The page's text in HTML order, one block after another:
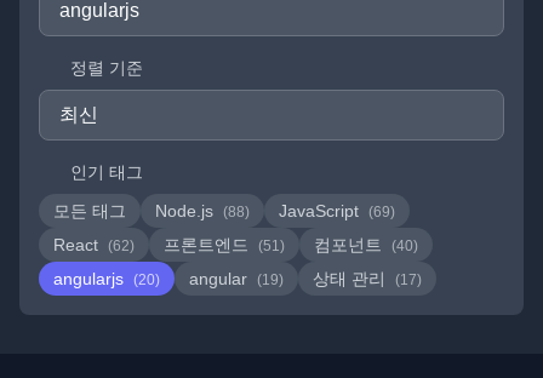
정렬 기준
인기 태그
모든 태그
Node.js (88) JavaScript (69)
React (62) 프론트엔드 (51) 컴포넌트 (40)
angularjs (20) angular (19) 상태 관리 (17)